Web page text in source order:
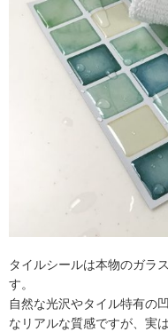
タイルシールは本物のガラ
す。
自然な光沢やタイル特有の
なリアルな質感ですが、実